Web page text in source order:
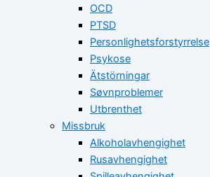
OCD
PTSD
Personlighetsforstyrrelse
Psykose
Ätstörningar
Søvnproblemer
Utbrenthet
Missbruk
Alkoholavhengighet
Rusavhengighet